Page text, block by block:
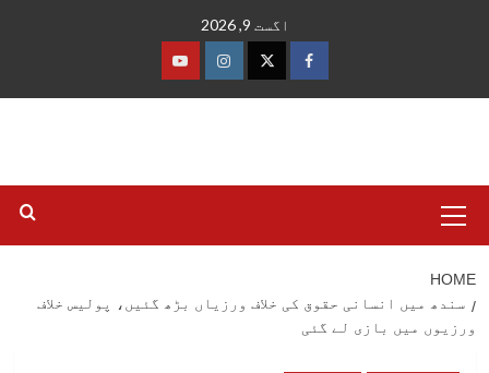
اگست 9, 2026
فیس
ٹوئٹرانسٹاگرام
یوٹیوب
Menu
HOME
سندھ میں انسانی حقوق کی خلاف ورزیاں بڑھ گئیں، پولیس خلاف
ورزیوں میں بازی لے گئی